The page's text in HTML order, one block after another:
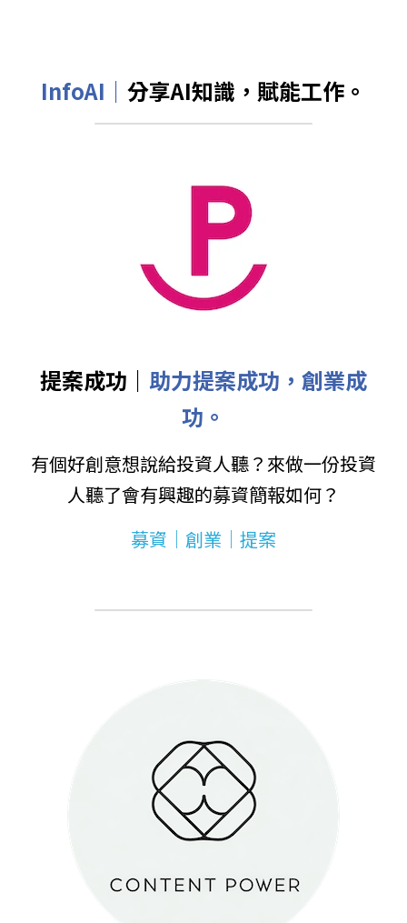
InfoAI｜ 分享AI知識，賦能工作。
提案成功｜ 助力提案成功，創業成
功。
有個好創意想說給投資人聽？來做一份投資
人聽了會有興趣的募資簡報如何？
募資｜創業｜提案